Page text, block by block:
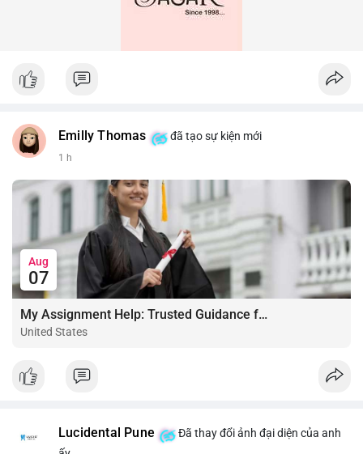
Emilly Thomas đã tạo sự kiện mới
1 h
Aug
07
My Assignment Help: Trusted Guidance for Academic Excellence
United States
Lucidental Pune
Đã thay đổi ảnh đại diện của anh